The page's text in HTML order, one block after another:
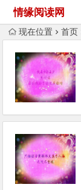
情缘阅读网
现在位置 首页